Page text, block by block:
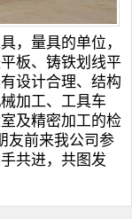
，量具的单位，
板、 铸铁划线平
设计合理、结构
加工、工具车
及精密加工的检
友前来我公司参
共进，共图发